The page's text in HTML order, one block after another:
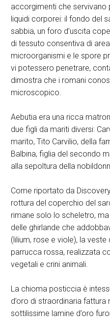
accorgimenti che servivano
liquidi corporei: il fondo del
sabbia, un foro d’uscita
di tessuto consentiva di
microorganismi e le spore
vi potessero penetrare,
dimostra che i romani
microscopico.
Aebutia era una ricca
due figli da mariti diversi:
marito, Tito Carvilio, della
Balbina, figlia del secondo
alla sepoltura della
Come riportato da
rottura del coperchio del
rimane solo lo scheletro,
delle ghirlande che
(lilium, rose e viole), la
parrucca rossa, realizzata
vegetali e crini animali.
La chioma posticcia è
d’oro di straordinaria fattura
sottilissime lamine d’oro